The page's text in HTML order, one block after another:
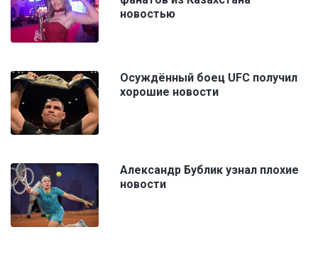
новостью
Осуждённый боец UFC получил
хорошие новости
Александр Бублик узнал плохие
новости